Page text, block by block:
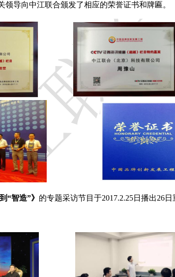
导向中江联合颁发了相应的荣誉证书和牌匾。
“智造”》 的专题采访节目于2017.2.25日播出26